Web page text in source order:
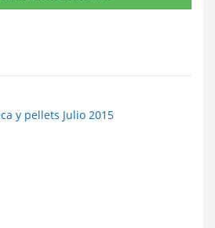
y pellets Julio 2015